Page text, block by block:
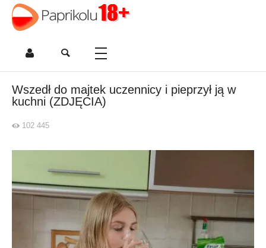
Wszedł do majtek uczennicy i pieprzył ją w
kuchni (ZDJĘCIA)
102 445